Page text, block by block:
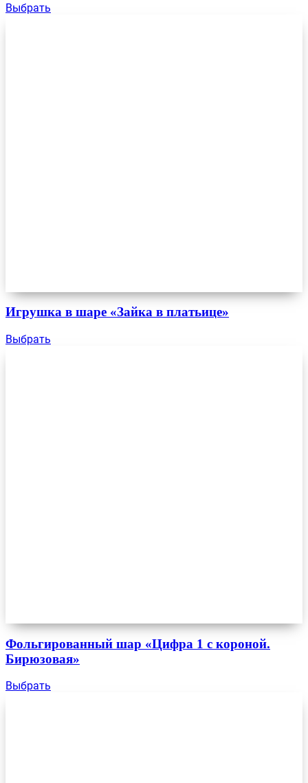
Выбрать
Игрушка в шаре «Зайка в платьице»
Выбрать
Фольгированный шар «Цифра 1 с короной.
Бирюзовая»
Выбрать